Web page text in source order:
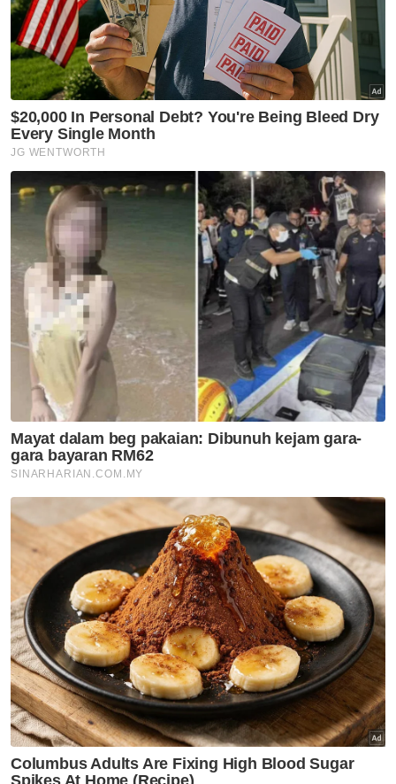
Kelantan
'Saya ingat sudah mati' -
Pemain bola sepak kongsi detik
cemas dipanah petir